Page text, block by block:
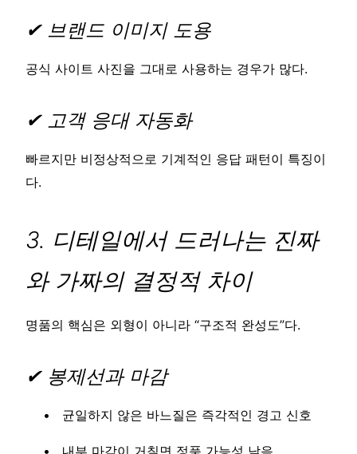
✔ 브랜드 이미지 도용
공식 사이트 사진을 그대로 사용하는 경우가 많다.
✔ 고객 응대 자동화
빠르지만 비정상적으로 기계적인 응답 패턴이 특징이
다.
3. 디테일에서 드러나는 진짜
와 가짜의 결정적 차이
명품의 핵심은 외형이 아니라 “구조적 완성도”다.
✔ 봉제선과 마감
균일하지 않은 바느질은 즉각적인 경고 신호